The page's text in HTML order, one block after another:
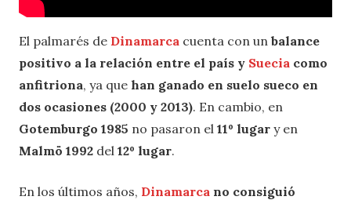
El palmarés de Dinamarca cuenta con un balance
positivo a la relación entre el país y Suecia como
anfitriona, ya que han ganado en suelo sueco en
dos ocasiones (2000 y 2013). En cambio, en
Gotemburgo 1985 no pasaron el 11º lugar y en
Malmö 1992 del 12º lugar.
En los últimos años, Dinamarca no consiguió